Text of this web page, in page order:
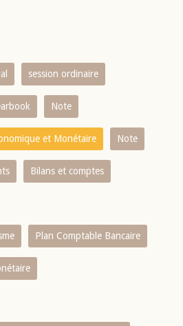
session ordinaire
Note
et Monétaire Note
Bilans et comptes
Plan Comptable Bancaire